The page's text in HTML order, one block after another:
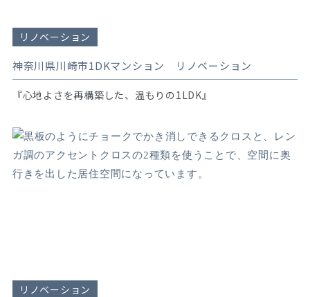
リノベーション
神奈川県川崎市1DKマンション リノベーション
『心地よさを再構築した、温もりの1LDK』
リノベーション